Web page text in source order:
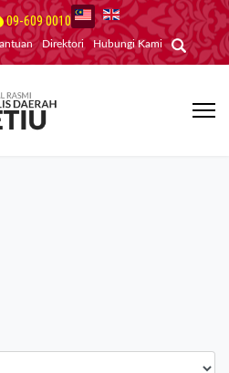
09-609 0010
Direktori Hubungi Kami